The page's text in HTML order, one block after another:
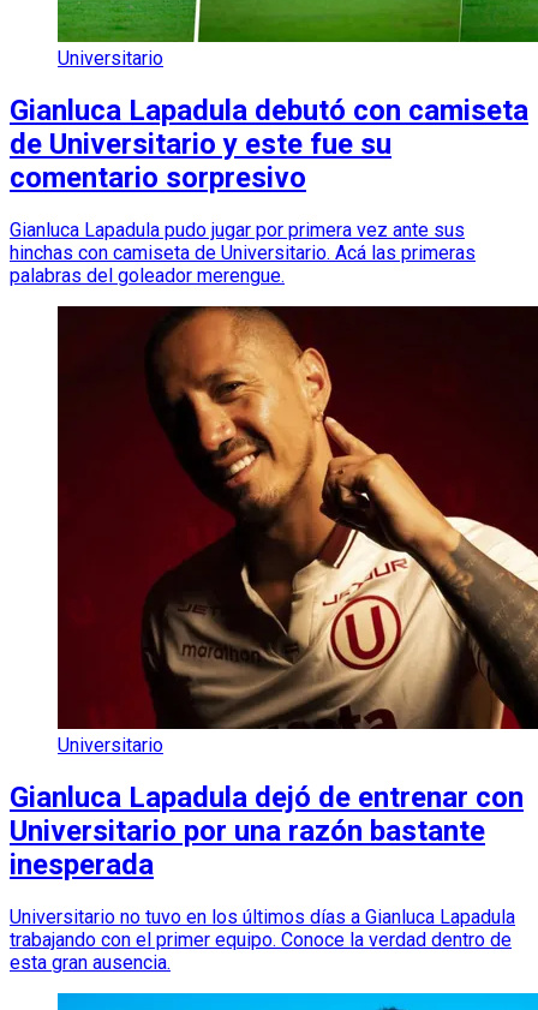
Universitario
Gianluca Lapadula debutó con camiseta
de Universitario y este fue su
comentario sorpresivo
Gianluca Lapadula pudo jugar por primera vez ante sus
hinchas con camiseta de Universitario. Acá las primeras
palabras del goleador merengue.
Universitario
Gianluca Lapadula dejó de entrenar con
Universitario por una razón bastante
inesperada
Universitario no tuvo en los últimos días a Gianluca Lapadula
trabajando con el primer equipo. Conoce la verdad dentro de
esta gran ausencia.